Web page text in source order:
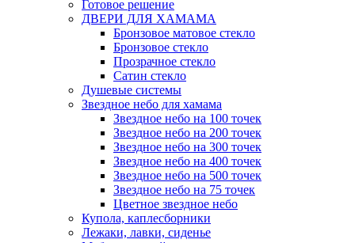
Готовое решение
ДВЕРИ ДЛЯ ХАМАМА
Бронзовое матовое стекло
Бронзовое стекло
Прозрачное стекло
Сатин стекло
Душевые системы
Звездное небо для хамама
Звездное небо на 100 точек
Звездное небо на 200 точек
Звездное небо на 300 точек
Звездное небо на 400 точек
Звездное небо на 500 точек
Звездное небо на 75 точек
Цветное звездное небо
Купола, каплесборники
Лежаки, лавки, сиденье